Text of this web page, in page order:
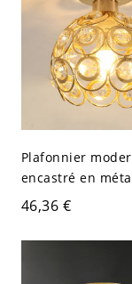
Plafonnier
encastré en
abat-jour en
110 V-120 V
46,36 €